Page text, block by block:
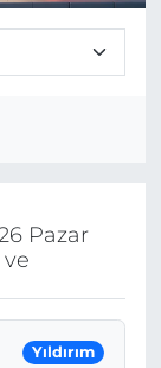
Pazar
Yıldırım